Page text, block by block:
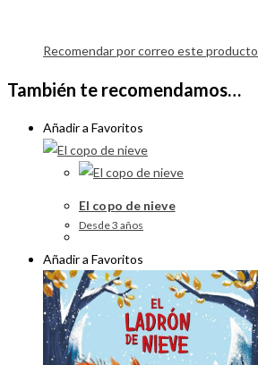
Recomendar por correo este producto
También te recomendamos…
Añadir a Favoritos
El copo de nieve
Desde 3 años
Añadir a Favoritos